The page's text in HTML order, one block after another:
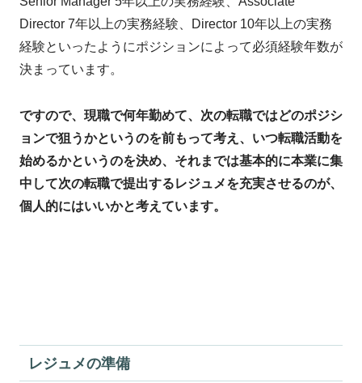
Director 7年以上の実務経験、Director 10年以上の実務
経験といったようにポジションによって必須経験年数が
決まっています。
ですので、現職で何年勤めて、次の転職ではどのポジシ
ョンで狙うかというのを前もって考え、いつ転職活動を
始めるかというのを決め、それまでは基本的に本業に集
中して次の転職で提出するレジュメを充実させるのが、
個人的にはいいかと考えています。
レジュメの準備